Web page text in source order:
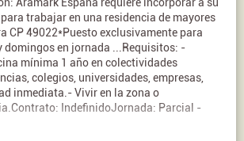
trabajar en una residencia de mayores
CP 49022*Puesto exclusivamente para
domingos en jornada ...Requisitos: -
mínima 1 año en colectividades
colegios, universidades, empresas,
inmediata.- Vivir en la zona o
IndefinidoJornada: Parcial -